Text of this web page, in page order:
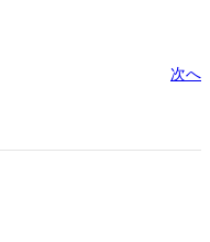
次へ